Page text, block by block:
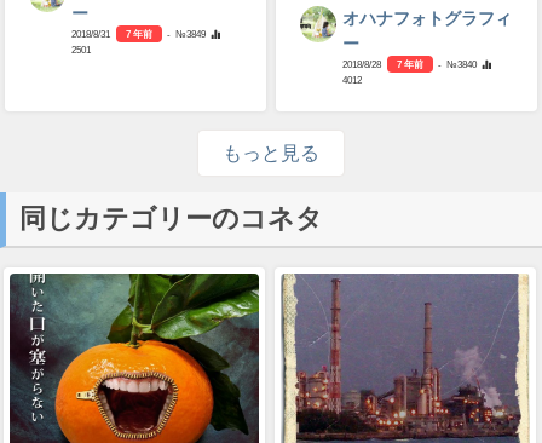
ー
2018/8/31 7 年前
- №3849
2501
オハナフォトグラフィ
ー
2018/8/28 7 年前
- №3840
4012
もっと見る
同じカテゴリーのコネタ